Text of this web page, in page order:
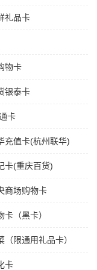
礼品卡
物卡
银泰卡
卡
充值卡(杭州联华)
卡(重庆百货)
商场购物卡
（黑卡）
限通用礼品卡）
卡